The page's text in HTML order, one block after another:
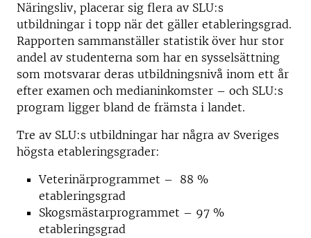
Näringsliv, placerar sig flera av SLU:s
utbildningar i topp när det gäller etableringsgrad.
Rapporten sammanställer statistik över hur stor
andel av studenterna som har en sysselsättning
som motsvarar deras utbildningsnivå inom ett år
efter examen och medianinkomster – och SLU:s
program ligger bland de främsta i landet.
Tre av SLU:s utbildningar har några av Sveriges
högsta etableringsgrader:
Veterinärprogrammet – 88 %
etableringsgrad
Skogsmästarprogrammet – 97 %
etableringsgrad